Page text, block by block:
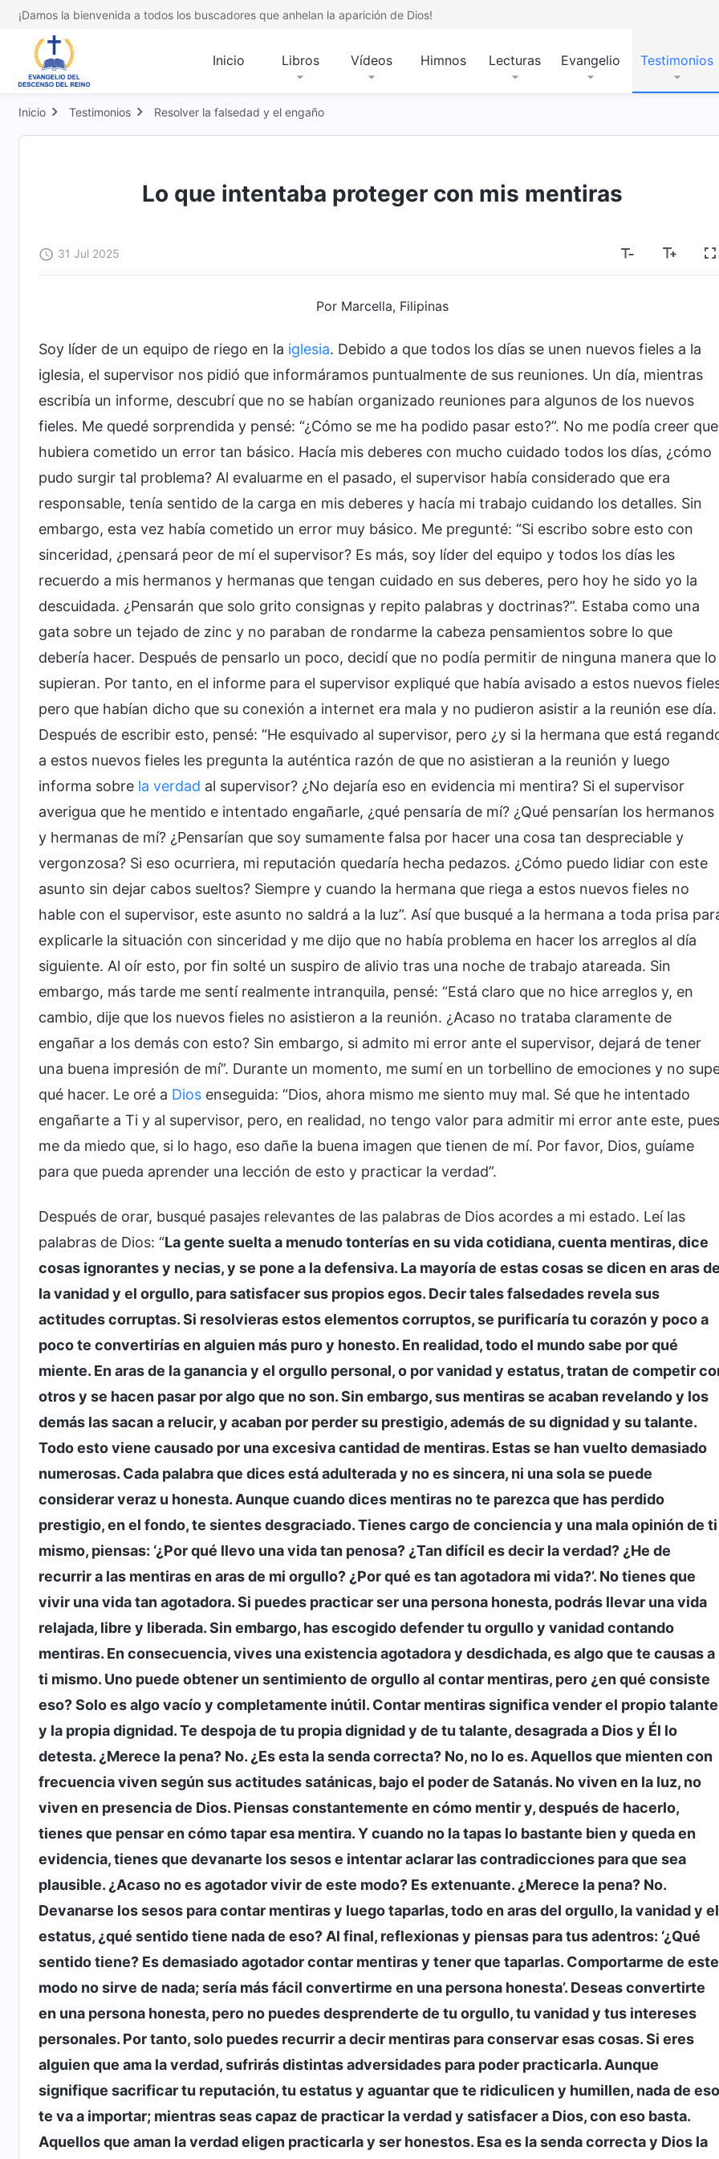
¡Damos la bienvenida a todos los buscadores que anhelan la aparición de Dios!
Inicio Libros Vídeos Himnos Lecturas Evangelio Testimonios
Inicio Testimonios Resolver la falsedad y el engaño
Lo que intentaba proteger con mis mentiras
31 Jul 2025
Por Marcella, Filipinas
Soy líder de un equipo de riego en la iglesia. Debido a que todos los días se unen nuevos fieles a la
iglesia, el supervisor nos pidió que informáramos puntualmente de sus reuniones. Un día, mientras
escribía un informe, descubrí que no se habían organizado reuniones para algunos de los nuevos
fieles. Me quedé sorprendida y pensé: “¿Cómo se me ha podido pasar esto?”. No me podía creer que
hubiera cometido un error tan básico. Hacía mis deberes con mucho cuidado todos los días, ¿cómo
pudo surgir tal problema? Al evaluarme en el pasado, el supervisor había considerado que era
responsable, tenía sentido de la carga en mis deberes y hacía mi trabajo cuidando los detalles. Sin
embargo, esta vez había cometido un error muy básico. Me pregunté: “Si escribo sobre esto con
sinceridad, ¿pensará peor de mí el supervisor? Es más, soy líder del equipo y todos los días les
recuerdo a mis hermanos y hermanas que tengan cuidado en sus deberes, pero hoy he sido yo la
descuidada. ¿Pensarán que solo grito consignas y repito palabras y doctrinas?”. Estaba como una
gata sobre un tejado de zinc y no paraban de rondarme la cabeza pensamientos sobre lo que
debería hacer. Después de pensarlo un poco, decidí que no podía permitir de ninguna manera que lo
supieran. Por tanto, en el informe para el supervisor expliqué que había avisado a estos nuevos
pero que habían dicho que su conexión a internet era mala y no pudieron asistir a la reunión ese día.
Después de escribir esto, pensé: “He esquivado al supervisor, pero ¿y si la hermana que está
a estos nuevos fieles les pregunta la auténtica razón de que no asistieran a la reunión y luego
informa sobre la verdad al supervisor? ¿No dejaría eso en evidencia mi mentira? Si el supervisor
averigua que he mentido e intentado engañarle, ¿qué pensaría de mí? ¿Qué pensarían los hermanos
y hermanas de mí? ¿Pensarían que soy sumamente falsa por hacer una cosa tan despreciable y
vergonzosa? Si eso ocurriera, mi reputación quedaría hecha pedazos. ¿Cómo puedo lidiar con este
asunto sin dejar cabos sueltos? Siempre y cuando la hermana que riega a estos nuevos fieles no
hable con el supervisor, este asunto no saldrá a la luz”. Así que busqué a la hermana a toda prisa
explicarle la situación con sinceridad y me dijo que no había problema en hacer los arreglos al día
siguiente. Al oír esto, por fin solté un suspiro de alivio tras una noche de trabajo atareada. Sin
embargo, más tarde me sentí realmente intranquila, pensé: “Está claro que no hice arreglos y, en
cambio, dije que los nuevos fieles no asistieron a la reunión. ¿Acaso no trataba claramente de
engañar a los demás con esto? Sin embargo, si admito mi error ante el supervisor, dejará de tener
una buena impresión de mí”. Durante un momento, me sumí en un torbellino de emociones y no
qué hacer. Le oré a Dios enseguida: “Dios, ahora mismo me siento muy mal. Sé que he intentado
engañarte a Ti y al supervisor, pero, en realidad, no tengo valor para admitir mi error ante este, pues
me da miedo que, si lo hago, eso dañe la buena imagen que tienen de mí. Por favor, Dios, guíame
para que pueda aprender una lección de esto y practicar la verdad”.
Después de orar, busqué pasajes relevantes de las palabras de Dios acordes a mi estado. Leí las
palabras de Dios: “La gente suelta a menudo tonterías en su vida cotidiana, cuenta mentiras, dice
cosas ignorantes y necias, y se pone a la defensiva. La mayoría de estas cosas se dicen en aras
la vanidad y el orgullo, para satisfacer sus propios egos. Decir tales falsedades revela sus
actitudes corruptas. Si resolvieras estos elementos corruptos, se purificaría tu corazón y poco a
poco te convertirías en alguien más puro y honesto. En realidad, todo el mundo sabe por qué
miente. En aras de la ganancia y el orgullo personal, o por vanidad y estatus, tratan de competir
otros y se hacen pasar por algo que no son. Sin embargo, sus mentiras se acaban revelando y los
demás las sacan a relucir, y acaban por perder su prestigio, además de su dignidad y su talante.
Todo esto viene causado por una excesiva cantidad de mentiras. Estas se han vuelto demasiado
numerosas. Cada palabra que dices está adulterada y no es sincera, ni una sola se puede
considerar veraz u honesta. Aunque cuando dices mentiras no te parezca que has perdido
prestigio, en el fondo, te sientes desgraciado. Tienes cargo de conciencia y una mala opinión de ti
mismo, piensas: ‘¿Por qué llevo una vida tan penosa? ¿Tan difícil es decir la verdad? ¿He de
recurrir a las mentiras en aras de mi orgullo? ¿Por qué es tan agotadora mi vida?’. No tienes que
vivir una vida tan agotadora. Si puedes practicar ser una persona honesta, podrás llevar una vida
relajada, libre y liberada. Sin embargo, has escogido defender tu orgullo y vanidad contando
mentiras. En consecuencia, vives una existencia agotadora y desdichada, es algo que te causas a
ti mismo. Uno puede obtener un sentimiento de orgullo al contar mentiras, pero ¿en qué consiste
eso? Solo es algo vacío y completamente inútil. Contar mentiras significa vender el propio talante
y la propia dignidad. Te despoja de tu propia dignidad y de tu talante, desagrada a Dios y Él lo
detesta. ¿Merece la pena? No. ¿Es esta la senda correcta? No, no lo es. Aquellos que mienten con
frecuencia viven según sus actitudes satánicas, bajo el poder de Satanás. No viven en la luz, no
viven en presencia de Dios. Piensas constantemente en cómo mentir y, después de hacerlo,
tienes que pensar en cómo tapar esa mentira. Y cuando no la tapas lo bastante bien y queda en
evidencia, tienes que devanarte los sesos e intentar aclarar las contradicciones para que sea
plausible. ¿Acaso no es agotador vivir de este modo? Es extenuante. ¿Merece la pena? No.
Devanarse los sesos para contar mentiras y luego taparlas, todo en aras del orgullo, la vanidad y el
estatus, ¿qué sentido tiene nada de eso? Al final, reflexionas y piensas para tus adentros: ‘¿Qué
sentido tiene? Es demasiado agotador contar mentiras y tener que taparlas. Comportarme de este
modo no sirve de nada; sería más fácil convertirme en una persona honesta’. Deseas convertirte
en una persona honesta, pero no puedes desprenderte de tu orgullo, tu vanidad y tus intereses
personales. Por tanto, solo puedes recurrir a decir mentiras para conservar esas cosas. Si eres
alguien que ama la verdad, sufrirás distintas adversidades para poder practicarla. Aunque
signifique sacrificar tu reputación, tu estatus y aguantar que te ridiculicen y humillen, nada de eso
te va a importar; mientras seas capaz de practicar la verdad y satisfacer a Dios, con eso basta.
Aquellos que aman la verdad eligen practicarla y ser honestos. Esa es la senda correcta y Dios la